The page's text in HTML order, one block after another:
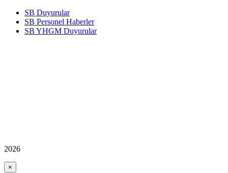
SB Duyurular
SB Personel Haberler
SB YHGM Duyurular
2026
×